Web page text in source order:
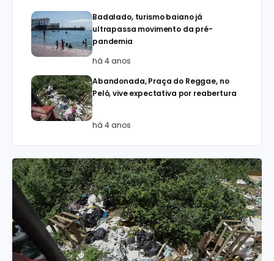
Badalado, turismo baiano já
ultrapassa movimento da pré-
pandemia
há 4 anos
Abandonada, Praça do Reggae, no
Pelô, vive expectativa por reabertura
há 4 anos